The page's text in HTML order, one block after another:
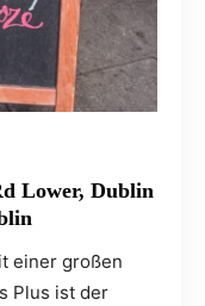
Lower, Dublin
einer großen
Plus ist der